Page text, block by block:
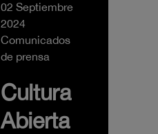
02 Septiembre
2024
Comunicados
de prensa
Cultura
Abierta